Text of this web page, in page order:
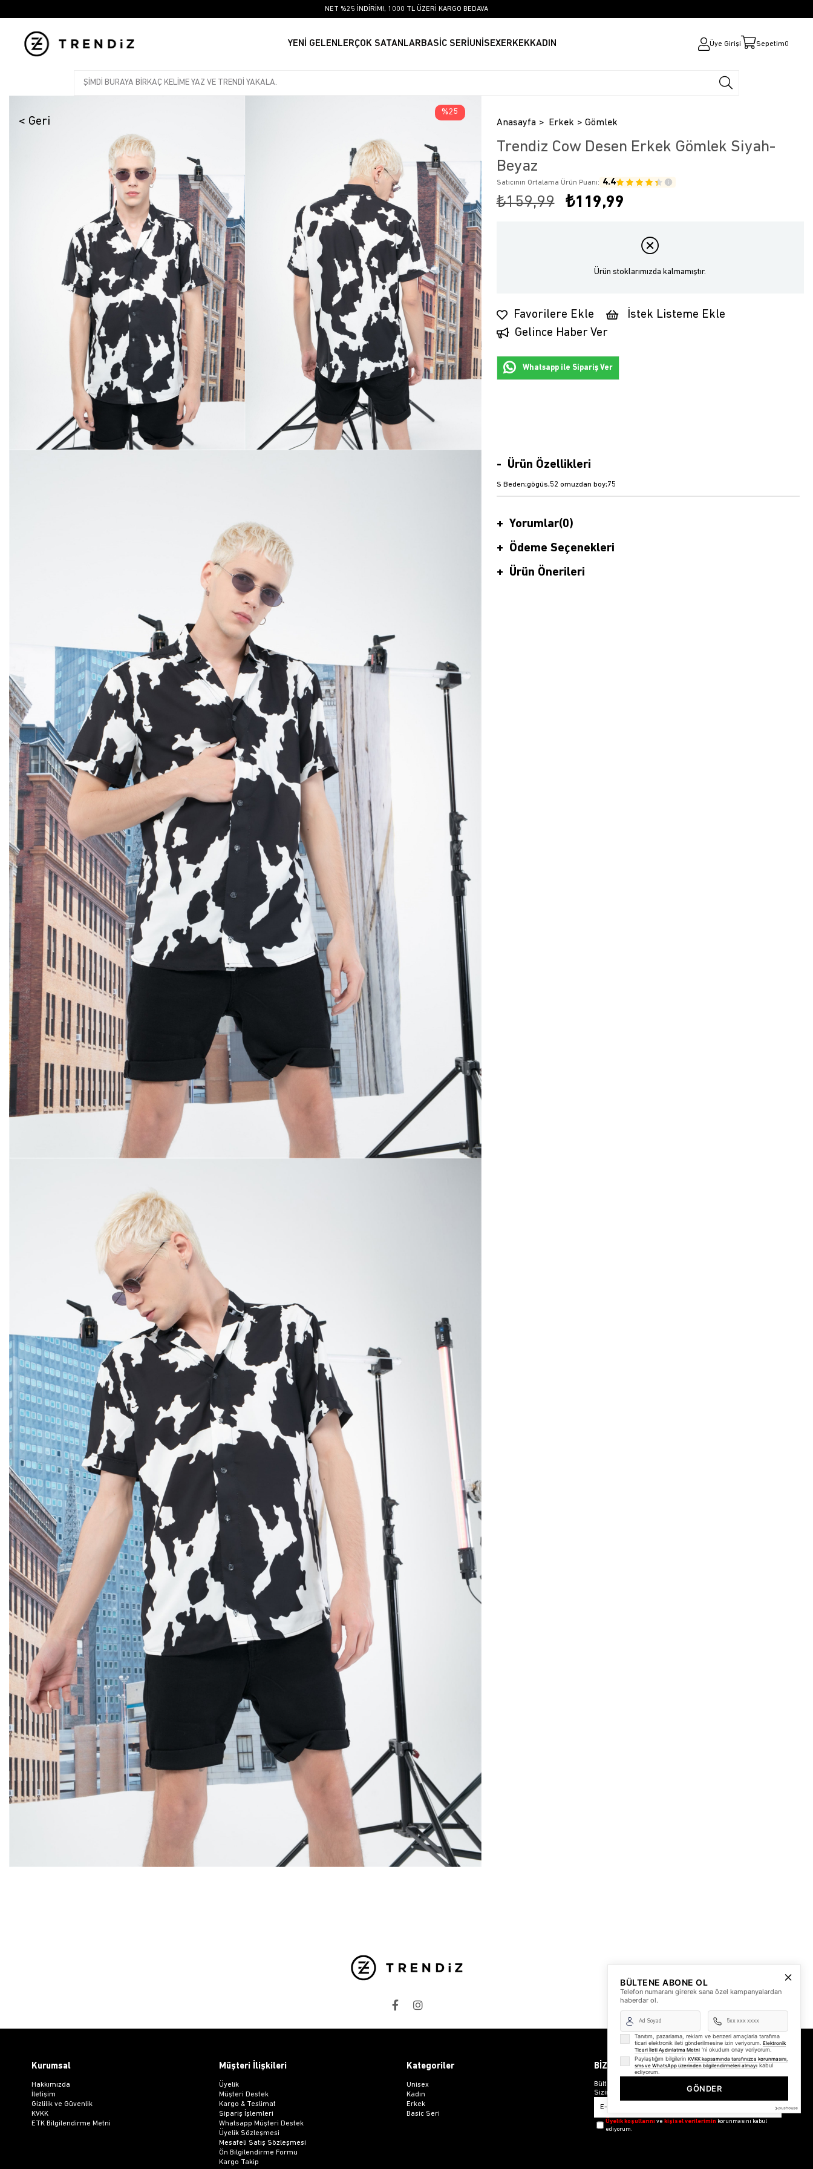
NET %25 İNDİRİM!, 1000 TL ÜZERİ KARGO BEDAVA
YENİ GELENLERÇOK SATANLARBASİC SERİ UNİSEXERKEKKADIN Üye Girişi Sepetim0
25
Anasayfa Erkek Gömlek
Trendiz Cow Desen Erkek Gömlek Siyah-
Beyaz
Satıcının Ortalama Ürün Puanı: 4.4
₺159,99 ₺119,99
Ürün stoklarımızda kalmamıştır.
Favorilere Ekle
İstek Listeme Ekle
Gelince Haber Ver
Whatsapp ile Sipariş Ver
Ürün Özellikleri
S Beden;gögüs,52 omuzdan boy;75
Yorumlar(0)
Ödeme Seçenekleri
Ürün Önerileri
Kurumsal
Hakkımızda
İletişim
Gizlilik ve Güvenlik
KVKK
ETK Bilgilendirme Metni
Müşteri İlişkileri
Üyelik
Müşteri Destek
Kargo & Teslimat
Sipariş İşlemleri
Whatsapp Müşteri Destek
Üyelik Sözleşmesi
Mesafeli Satış Sözleşmesi
Ön Bilgilendirme Formu
Kargo Takip
Kategoriler
Unisex
Kadın
Erkek
Basic Seri
BİZDEN HABERLER
Bültenimize Üye Olun ! Tüm İndirim ve Fırsatlardan İlk
Sizin Haberiniz Olsun !
Üyelik koşullarınıve kişisel verilerimin korunmasını kabul
ediyorum.
BÜLTENE ABONE OL
Telefon numaranı girerek sana özel kampanyalardan
haberdar ol.
Tanıtım, pazarlama, reklam ve benzeri amaçlarla tarafıma
ticari elektronik ileti gönderilmesine izin veriyorum. Elektronik
Ticari İleti Aydınlatma Metni 'ni okudum onay veriyorum.
Paylaştığım bilgilerin KVKK kapsamında tarafınızca korunmasını,
sms ve WhatsApp üzerinden bilgilendirmeleri almayı kabul
ediyorum.
GÖNDER